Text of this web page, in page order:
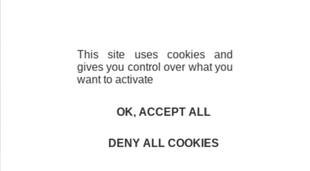
965
en 2025
This site uses cookies and
gives you control over what you
want to activate
OK, ACCEPT ALL
DENY ALL COOKIES